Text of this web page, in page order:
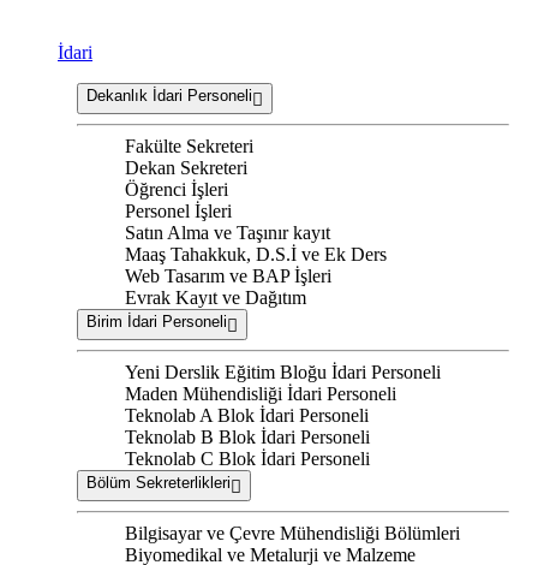
İdari
Dekanlık İdari Personeli
Fakülte Sekreteri
Dekan Sekreteri
Öğrenci İşleri
Personel İşleri
Satın Alma ve Taşınır kayıt
Maaş Tahakkuk, D.S.İ ve Ek Ders
Web Tasarım ve BAP İşleri
Evrak Kayıt ve Dağıtım
Birim İdari Personeli
Yeni Derslik Eğitim Bloğu İdari Personeli
Maden Mühendisliği İdari Personeli
Teknolab A Blok İdari Personeli
Teknolab B Blok İdari Personeli
Teknolab C Blok İdari Personeli
Bölüm Sekreterlikleri
Bilgisayar ve Çevre Mühendisliği Bölümleri
Biyomedikal ve Metalurji ve Malzeme